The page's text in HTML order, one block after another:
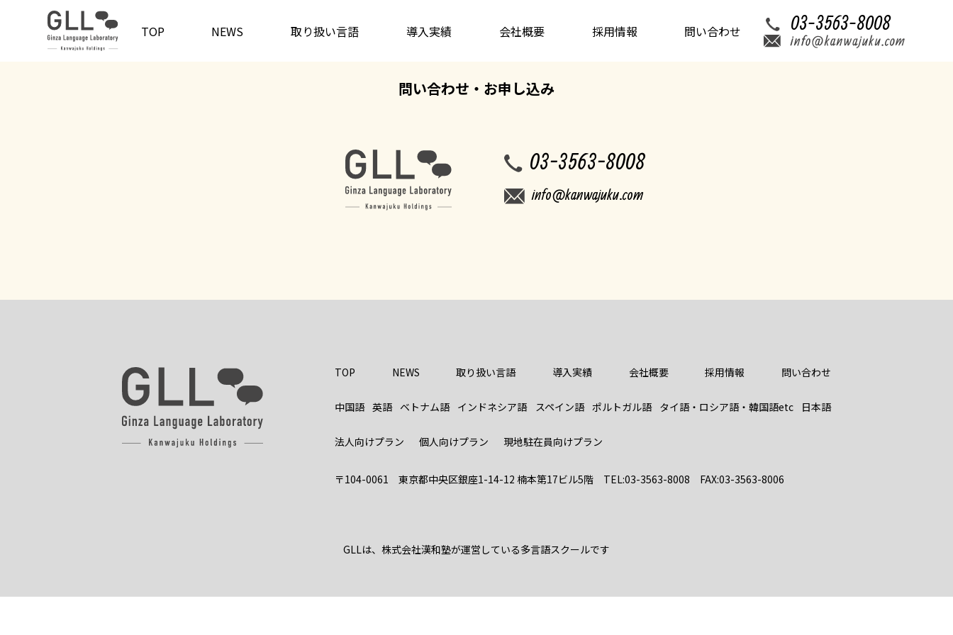
TOP NEWS 取り扱い言語 導入実績 会社概要 採用情報 問い合わせ 03-3563-8008
問い合わせ・お申し込み
03-3563-8008
info@kanwajuku.com
TOP NEWS 取り扱い言語 導入実績 会社概要 採用情報 問い合わせ
中国語 英語 ベトナム語 インドネシア語 スペイン語 ポルトガル語 タイ語・ロシア語・韓国語etc 日本語
法人向けプラン 個人向けプラン 現地駐在員向けプラン
〒104-0061 東京都中央区銀座1-14-12 楠本第17ビル5階 TEL:03-3563-8008 FAX:03-3563-8006
GLLは、株式会社漢和塾が運営している多言語スクールです